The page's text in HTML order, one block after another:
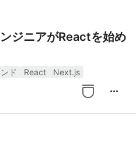
ジニアがReactを始め
ド React Next.js
more_horiz